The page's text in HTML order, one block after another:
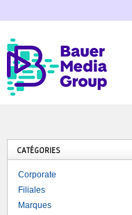
CATÉGORIES
Corporate
Filiales
Marques